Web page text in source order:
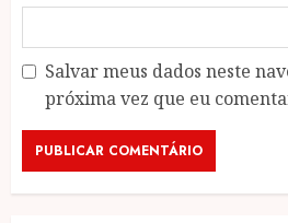
Salvar meus dados neste
próxima vez que eu